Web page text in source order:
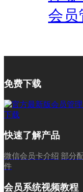
会员
免费下载
快速了解产品
微信会员卡介绍 部分
件
会员系统视频教程